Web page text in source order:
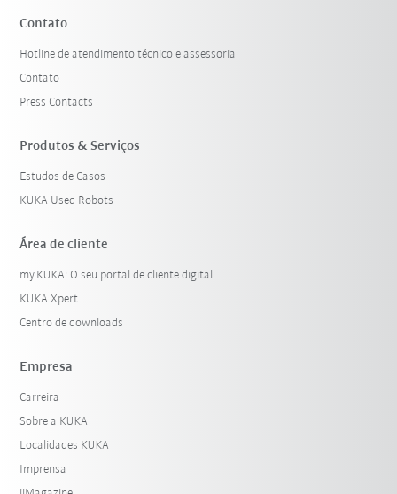
Contato
Hotline de atendimento técnico e assessoria
Contato
Press Contacts
Produtos & Serviços
Estudos de Casos
KUKA Used Robots
Área de cliente
my.KUKA: O seu portal de cliente digital
KUKA Xpert
Centro de downloads
Empresa
Carreira
Sobre a KUKA
Localidades KUKA
Imprensa